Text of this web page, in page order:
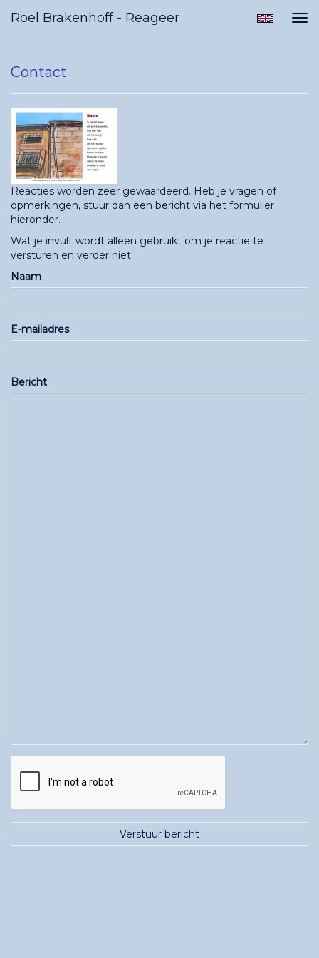
Roel Brakenhoff - Reageer
Contact
Reacties worden zeer gewaardeerd. Heb je vragen of
opmerkingen, stuur dan een bericht via het formulier
hieronder.
Wat je invult wordt alleen gebruikt om je reactie te
versturen en verder niet.
Naam
E-mailadres
Bericht